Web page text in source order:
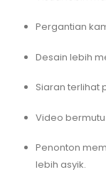
Pergantian
Desain lebih
Siaran terlihat
Video
Penonton
lebih asyik.